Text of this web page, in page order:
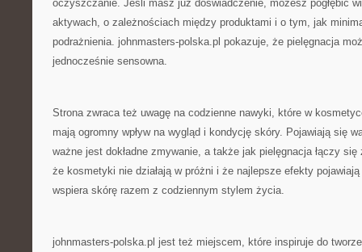
oczyszczanie. Jeśli masz już doświadczenie, możesz pogłębić
aktywach, o zależnościach między produktami i o tym, jak
podrażnienia. johnmasters-polska.pl pokazuje, że pielęgnacja
jednocześnie sensowna.
Strona zwraca też uwagę na codzienne nawyki, które w
mają ogromny wpływ na wygląd i kondycję skóry. Pojawiają się
ważne jest dokładne zmywanie, a także jak pielęgnacja łączy
że kosmetyki nie działają w próżni i że najlepsze efekty
wspiera skórę razem z codziennym stylem życia.
johnmasters-polska.pl jest też miejscem, które inspiruje do